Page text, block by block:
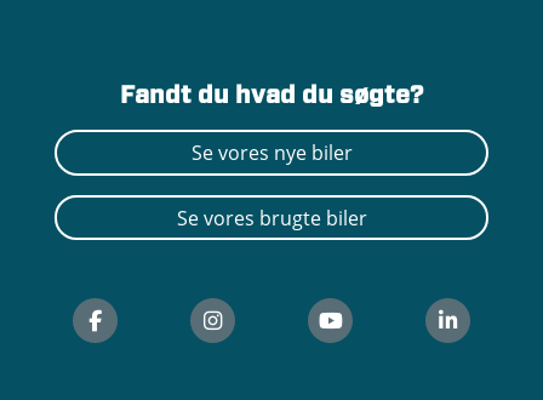
Fandt du hvad du søgte?
Se vores nye biler
Se vores brugte biler